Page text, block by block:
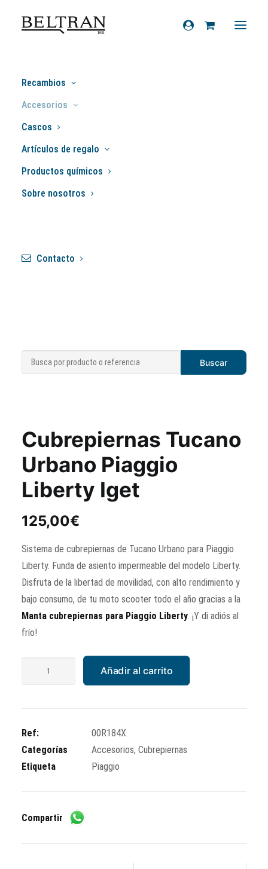
Recambios
Accesorios
Cascos
Artículos de regalo
Productos químicos
Sobre nosotros
Contacto
Inicio»Accesorios
Cubrepiernas Tucano Urbano Piaggio
Liberty Iget
Cubrepiernas Tucano
Urbano Piaggio
Liberty Iget
125,00€
Sistema de cubrepiernas de Tucano Urbano para Piaggio
Liberty. Funda de asiento impermeable del modelo Liberty.
Disfruta de la libertad de movilidad, con alto rendimiento y
bajo consumo, de tu moto scooter todo el año gracias a la
Manta cubrepiernas para Piaggio Liberty. ¡Y di adiós al
frío!
Liberty
Iget
cantidad
Añadir al carrito
Ref:
00R184X
Categorías
Accesorios, Cubrepiernas
Etiqueta
Piaggio
Compartir